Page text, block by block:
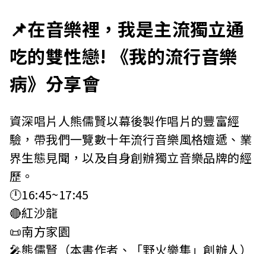
📌在音樂裡，我是主流獨立通
吃的雙性戀! 《我的流行音樂
病》分享會
資深唱片人熊儒賢以幕後製作唱片的豐富經
驗，帶我們一覽數十年流行音樂風格嬗遞、業
界生態見聞，以及自身創辦獨立音樂品牌的經
歷。
🕛16:45~17:45
🔴紅沙龍
📜南方家園
🎤熊儒賢（本書作者、「野火樂集」創辦人）